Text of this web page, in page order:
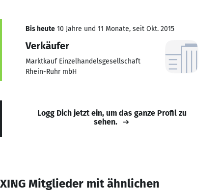
Bis heute 10 Jahre und 11 Monate, seit Okt. 2015
Verkäufer
Marktkauf Einzelhandelsgesellschaft
Rhein-Ruhr mbH
Logg Dich jetzt ein, um das ganze Profil zu
sehen.
XING Mitglieder mit ähnlichen